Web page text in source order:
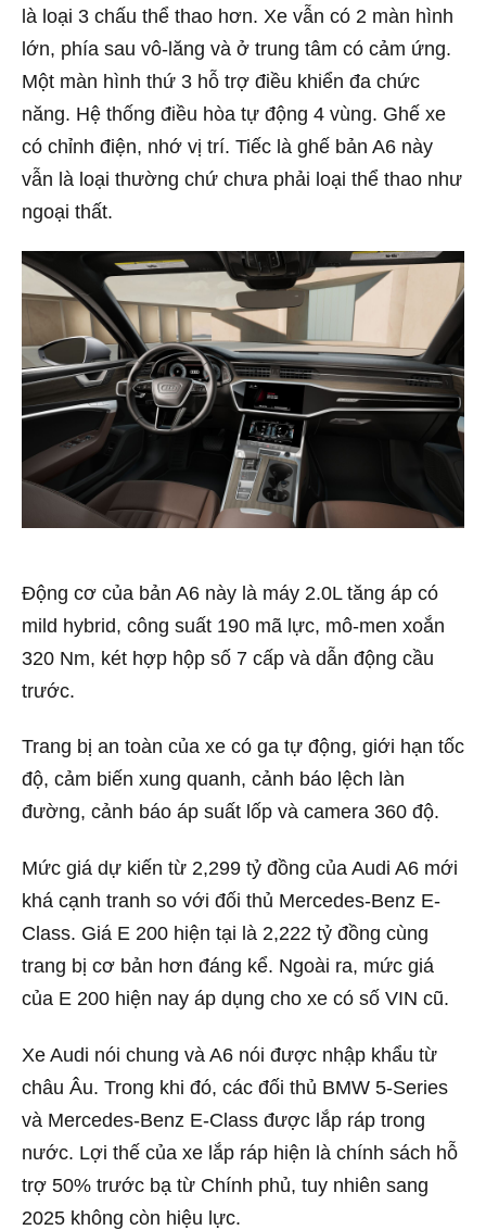
là loại 3 chấu thể thao hơn. Xe vẫn có 2 màn hình
lớn, phía sau vô-lăng và ở trung tâm có cảm ứng.
Một màn hình thứ 3 hỗ trợ điều khiển đa chức
năng. Hệ thống điều hòa tự động 4 vùng. Ghế xe
có chỉnh điện, nhớ vị trí. Tiếc là ghế bản A6 này
vẫn là loại thường chứ chưa phải loại thể thao như
ngoại thất.
Động cơ của bản A6 này là máy 2.0L tăng áp có
mild hybrid, công suất 190 mã lực, mô-men xoắn
320 Nm, két hợp hộp số 7 cấp và dẫn động cầu
trước.
Trang bị an toàn của xe có ga tự động, giới hạn tốc
độ, cảm biến xung quanh, cảnh báo lệch làn
đường, cảnh báo áp suất lốp và camera 360 độ.
Mức giá dự kiến từ 2,299 tỷ đồng của Audi A6 mới
khá cạnh tranh so với đối thủ Mercedes-Benz E-
Class. Giá E 200 hiện tại là 2,222 tỷ đồng cùng
trang bị cơ bản hơn đáng kể. Ngoài ra, mức giá
của E 200 hiện nay áp dụng cho xe có số VIN cũ.
Xe Audi nói chung và A6 nói được nhập khẩu từ
châu Âu. Trong khi đó, các đối thủ BMW 5-Series
và Mercedes-Benz E-Class được lắp ráp trong
nước. Lợi thế của xe lắp ráp hiện là chính sách hỗ
trợ 50% trước bạ từ Chính phủ, tuy nhiên sang
2025 không còn hiệu lực.